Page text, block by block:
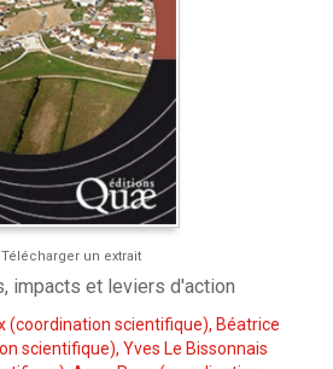
Télécharger un extrait
impacts et leviers d'action
(coordination scientifique), Béatrice
scientifique), Yves Le Bissonnais